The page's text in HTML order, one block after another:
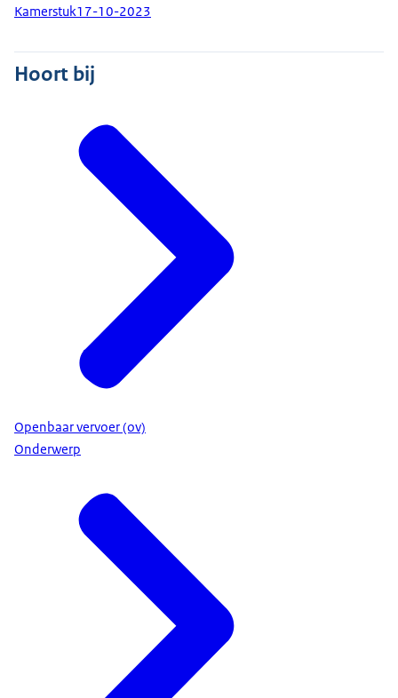
Kamerstuk17-10-2023
Hoort bij
Openbaar vervoer (ov)
Onderwerp